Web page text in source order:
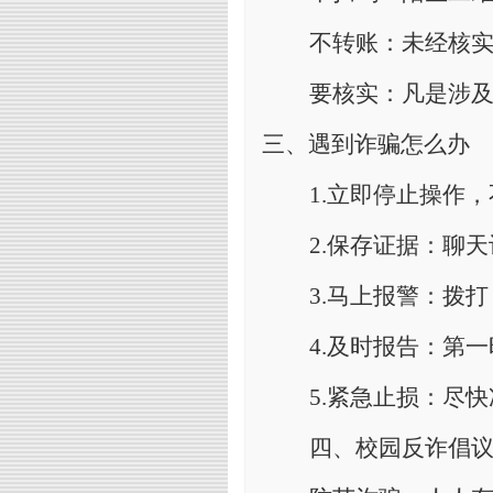
不转账：未经核
要核实：凡是涉
三、遇到诈骗怎么办
1.立即停止操作
2.保存证据：聊
3.马上报警：拨打
4.及时报告：第
5.紧急止损：尽
四、校园反诈倡议